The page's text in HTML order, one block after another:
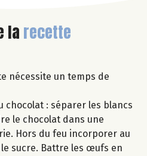
larecette
nécessite un temps de
chocolat : séparer les blancs
le chocolat dans une
Hors du feu incorporer au
sucre. Battre les œufs en